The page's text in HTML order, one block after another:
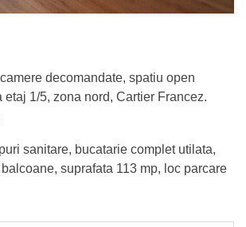
decomandate, spatiu open
1/5, zona nord, Cartier Francez.
sanitare, bucatarie complet utilata,
suprafata 113 mp, loc parcare